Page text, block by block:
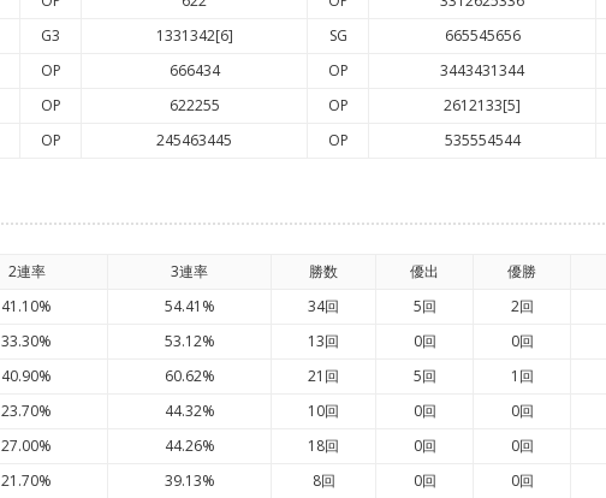
G3 1331342[6] SG 665545656
OP 666434 OP 3443431344
OP 622255 OP 2612133[5]
OP 245463445 OP 535554544
2連率 3連率 勝数 優出 優勝
41.10% 54.41% 34回 5回 2回
33.30% 53.12% 13回 0回 0回
40.90% 60.62% 21回 5回 1回
23.70% 44.32% 10回 0回 0回
27.00% 44.26% 18回 0回 0回
21.70% 39.13% 8回 0回 0回